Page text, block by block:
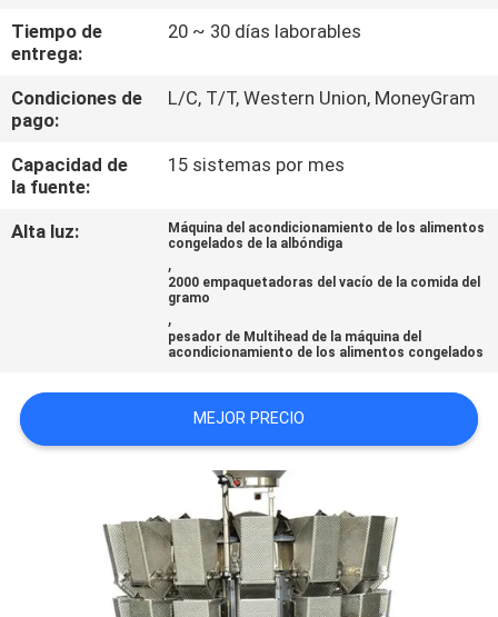
PIDA
CITA
MAPA
DEL
Tiempo de
entrega:
20 ~ 30 días laborables
Condiciones de
pago:
L/C, T/T, Western Union, MoneyGram
Capacidad de
la fuente:
15 sistemas por mes
Alta luz:
Máquina del acondicionamiento de los alimentos
congelados de la albóndiga
,
2000 empaquetadoras del vacío de la comida del
gramo
,
pesador de Multihead de la máquina del
acondicionamiento de los alimentos congelados
MEJOR PRECIO